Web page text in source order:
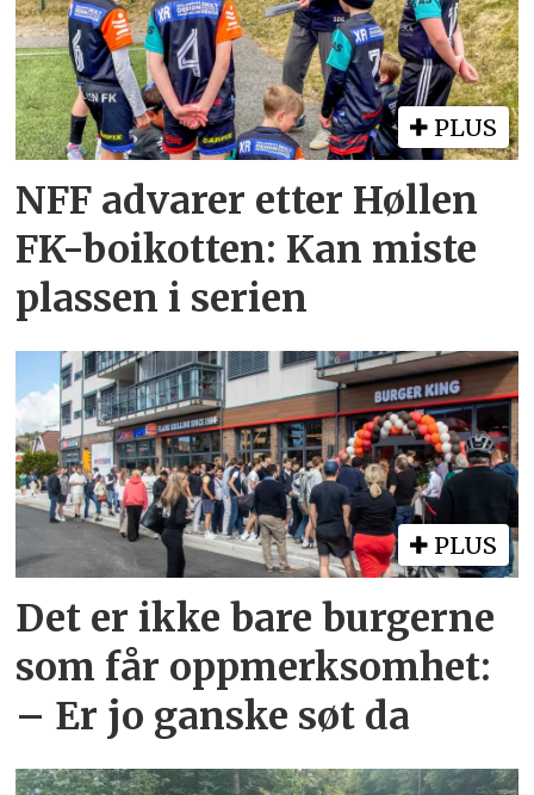
PLUS
NFF advarer etter Høllen
FK-boikotten: Kan miste
plassen i serien
PLUS
Det er ikke bare burgerne
som får oppmerksomhet:
– Er jo ganske søt da